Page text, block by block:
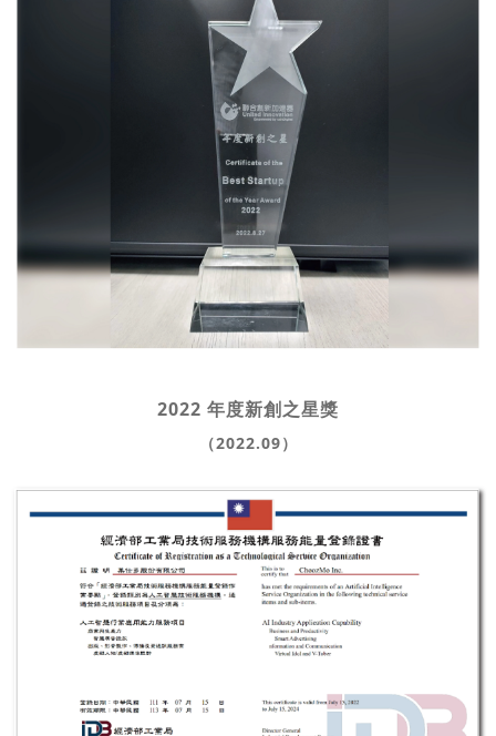
2022 年度新創之星獎
（2022.09）